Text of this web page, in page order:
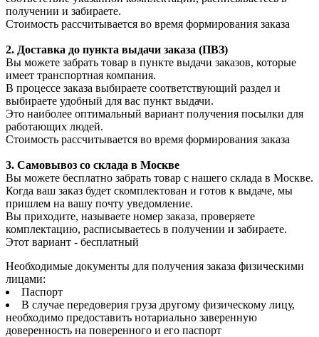
получении и забираете.
Стоимость рассчитывается во время формирования заказа
2. Доставка до пункта выдачи заказа (ПВЗ)
Вы можете забрать товар в пункте выдачи заказов, которые
имеет транспортная компания.
В процессе заказа выбираете соответствующий раздел и
выбираете удобный для вас пункт выдачи.
Это наиболее оптимальный вариант получения посылки для
работающих людей.
Стоимость рассчитывается во время формирования заказа
3. Самовывоз со склада в Москве
Вы можете бесплатно забрать товар с нашего склада в Москве.
Когда ваш заказ будет скомплектован и готов к выдаче, мы
пришлем на вашу почту уведомление.
Вы приходите, называете номер заказа, проверяете
комплектацию, расписываетесь в получении и забираете.
Этот вариант - бесплатный
Необходимые документы для получения заказа физическими
лицами:
Паспорт
В случае передоверия груза другому физическому лицу,
необходимо предоставить нотариально заверенную
доверенность на поверенного и его паспорт